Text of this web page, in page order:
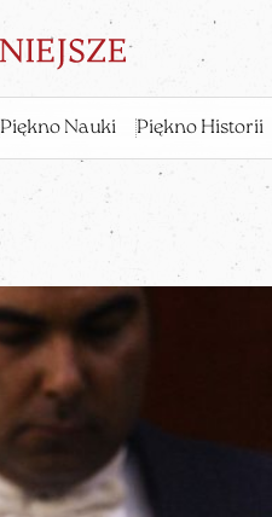
Piękno Nauki Piękno Historii